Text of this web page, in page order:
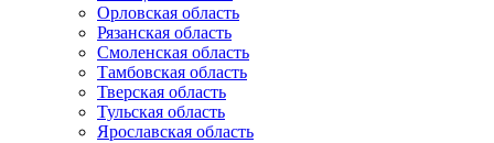
Орловская область
Рязанская область
Смоленская область
Тамбовская область
Тверская область
Тульская область
Ярославская область